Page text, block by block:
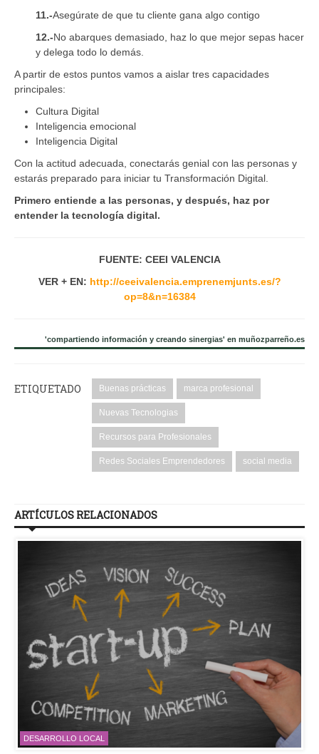
11.-Asegúrate de que tu cliente gana algo contigo
12.-No abarques demasiado, haz lo que mejor sepas hacer
y delega todo lo demás.
A partir de estos puntos vamos a aislar tres capacidades
principales:
Cultura Digital
Inteligencia emocional
Inteligencia Digital
Con la actitud adecuada, conectarás genial con las personas y
estarás preparado para iniciar tu Transformación Digital.
Primero entiende a las personas, y después, haz por
entender la tecnología digital.
FUENTE: CEEI VALENCIA
VER + EN: http://ceeivalencia.emprenemjunts.es/?
op=8&n=16384
'compartiendo información y creando sinergias' en muñozparreño.es
ETIQUETADO Buenas prácticas marca profesional
Nuevas Tecnologias
Recursos para Profesionales
Redes Sociales Emprendedores social media
ARTÍCULOS RELACIONADOS
DESARROLLO LOCAL